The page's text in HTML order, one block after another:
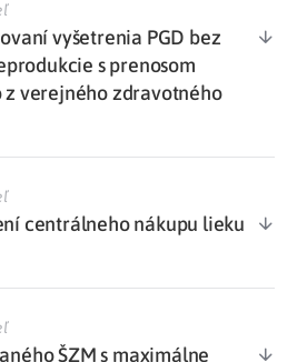
vyšetrenia PGD bez
s prenosom
verejného zdravotného
centrálneho nákupu lieku
ŠZM s maximálne